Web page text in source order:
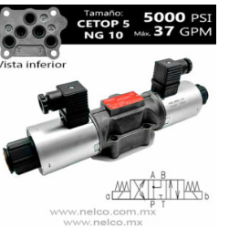
Agregar
a la
Lista de
deseos